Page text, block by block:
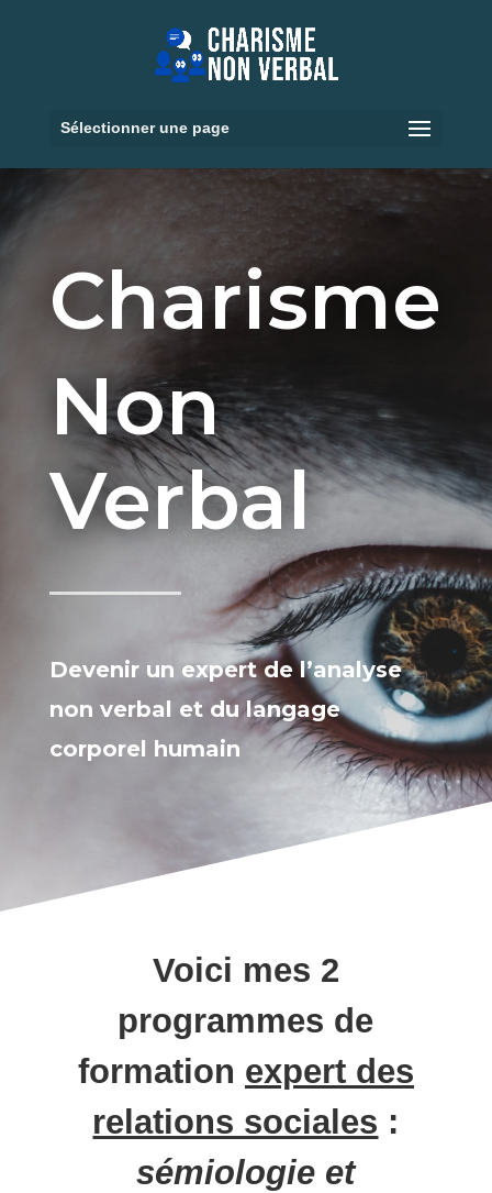
Sélectionner une page
Charisme
Non
Verbal
Devenir un expert de l’analyse
non verbal et du langage
corporel humain
Voici mes 2
programmes de
formation expert des
relations sociales :
sémiologie et